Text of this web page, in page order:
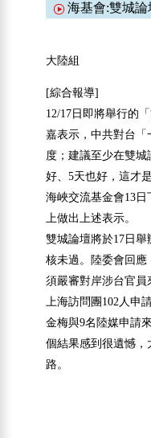
海基會:雙城
大陸組
[綜合報導]
12/17日即將舉行的
嘉表示，中共對台
度；建議至少在雙
好、5天也好，這才
海峽交流基金會13
上做出上述表示。
雙城論壇將於17日
核未過。陸委會回應
須嚴審對岸涉台官員
上海訪問團102人申
金梅與9名陸媒申請
個結果感到很遺憾
路。